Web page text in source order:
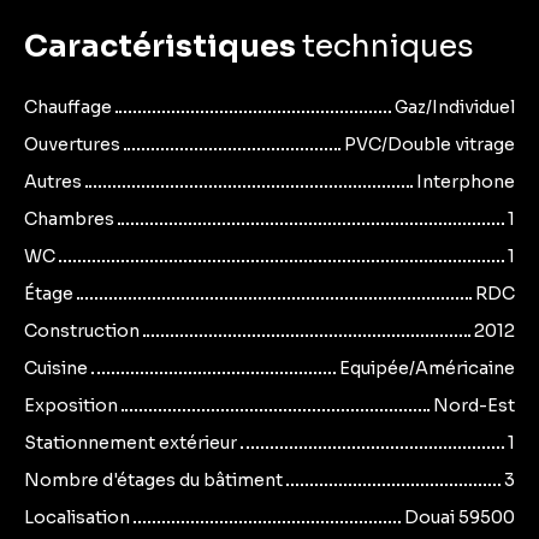
Caractéristiquestechniques
Chauffage
Gaz/Individuel
Ouvertures
PVC/Double vitrage
Autres
Interphone
Chambres
1
WC
1
Étage
RDC
Construction
2012
Cuisine
Equipée/Américaine
Exposition
Nord-Est
Stationnement extérieur
1
Nombre d'étages du bâtiment
3
Localisation
Douai 59500